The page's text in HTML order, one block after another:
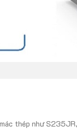
thép như